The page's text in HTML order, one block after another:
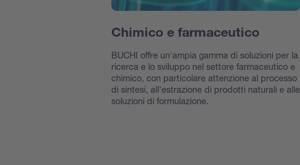
Chimico e farmaceutico
BUCHI offre un'ampia gamma di soluzioni per la
ricerca e lo sviluppo nel settore farmaceutico e
chimico, con particolare attenzione al processo
di sintesi, all'estrazione di prodotti naturali e alle
soluzioni di formulazione.